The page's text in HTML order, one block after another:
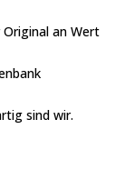
an Wert
sind wir.